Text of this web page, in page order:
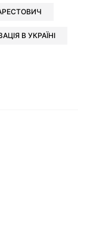
В УКРАЇНІ
news
Viber
у LinkedIn